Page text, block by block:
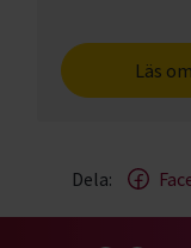
Läs
Dela: